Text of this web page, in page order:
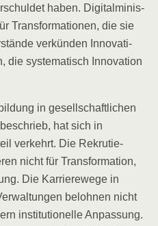
haben. Digi­tal­mi­nis­
Trans­for­ma­tio­nen, die sie
ver­kün­den Inno­va­ti­
die sys­te­ma­tisch Inno­va­ti­on
in gesell­schaft­li­chen
hat sich in
ver­kehrt. Die Rekru­tie­
nicht für Trans­for­ma­ti­on,
Die Kar­rie­re­we­ge in
beloh­nen nicht
insti­tu­tio­nel­le Anpas­sung.